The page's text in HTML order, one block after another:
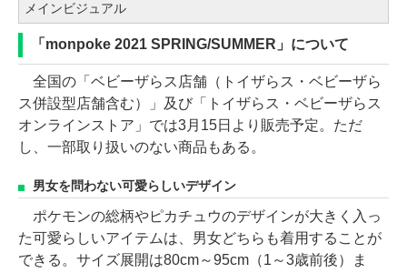
メインビジュアル
「monpoke 2021 SPRING/SUMMER」について
全国の「ベビーザらス店舗（トイザらス・ベビーザら
ス併設型店舗含む）」及び「トイザらス・ベビーザらス
オンラインストア」では3月15日より販売予定。ただ
し、一部取り扱いのない商品もある。
男女を問わない可愛らしいデザイン
ポケモンの総柄やピカチュウのデザインが大きく入っ
た可愛らしいアイテムは、男女どちらも着用することが
できる。サイズ展開は80cm～95cm（1～3歳前後）ま